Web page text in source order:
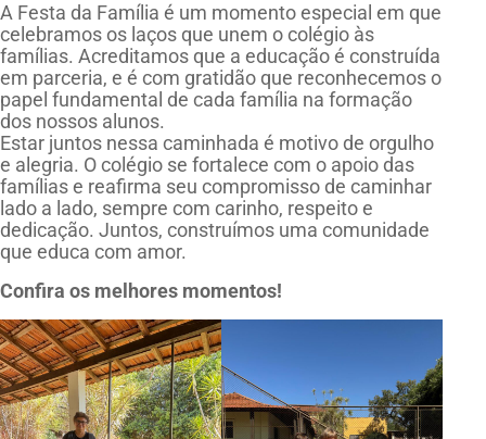
A Festa da Família é um momento especial em que
celebramos os laços que unem o colégio às
famílias. Acreditamos que a educação é construída
em parceria, e é com gratidão que reconhecemos o
papel fundamental de cada família na formação
dos nossos alunos.
Estar juntos nessa caminhada é motivo de orgulho
e alegria. O colégio se fortalece com o apoio das
famílias e reafirma seu compromisso de caminhar
lado a lado, sempre com carinho, respeito e
dedicação. Juntos, construímos uma comunidade
que educa com amor.
Confira os melhores momentos!